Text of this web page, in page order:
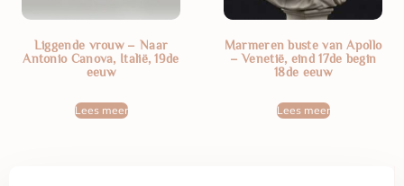
Liggende vrouw – Naar
Antonio Canova, Italië, 19de
eeuw
Lees meer
Marmeren buste van Apollo
– Venetië, eind 17de begin
18de eeuw
Lees meer